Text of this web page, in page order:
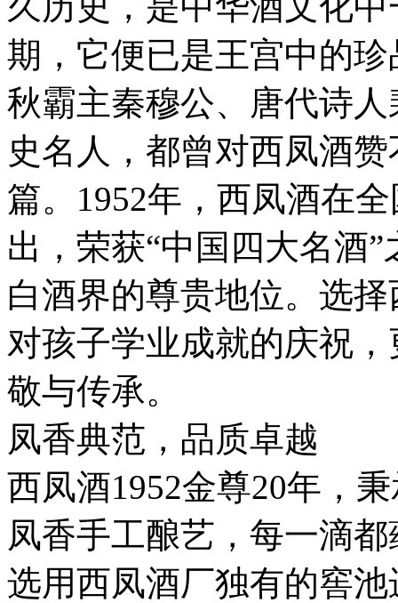
期，它便已是王宫中的
秋霸主秦穆公、唐代诗
史名人，都曾对西凤酒
篇。1952年，西凤酒在
出，荣获“中国四大名酒
白酒界的尊贵地位。选
对孩子学业成就的庆祝
敬与传承。
凤香典范，品质卓越
西凤酒1952金尊20年，
凤香手工酿艺，每一滴
选用西凤酒厂独有的窖